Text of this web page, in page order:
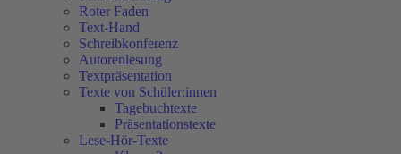
Roter Faden
Text-Hand
Schreibkonferenz
Autorenlesung
Textpräsentation
Texte von Schüler:innen
Tagebuchtexte
Präsentationstexte
Lese-Hör-Texte